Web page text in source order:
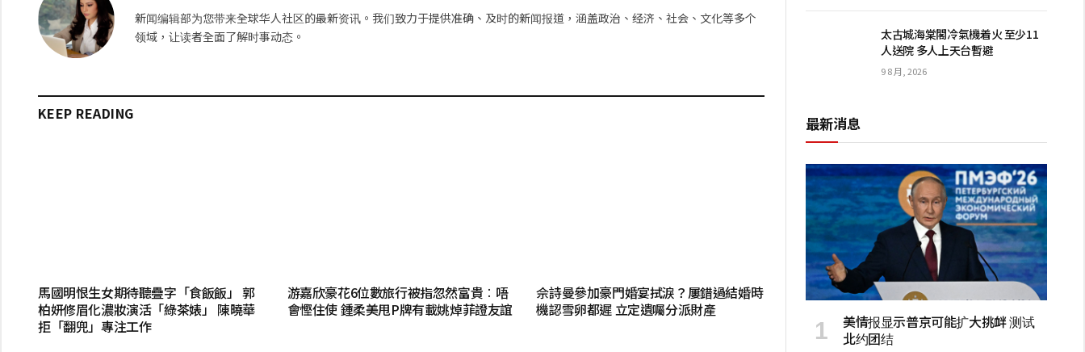
新闻编辑部为您带来全球华人社区的最新资讯。我们致力于提供准确、及时的新闻报道，涵盖政治、经济、社会、文化等多个
领域，让读者全面了解时事动态。
KEEP READING
馬國明恨生女期待聽疊字「食飯飯」 郭
柏妍修眉化濃妝演活「綠茶婊」 陳曉華
拒「翻兜」專注工作
游嘉欣豪花6位數旅行被指忽然富貴︰唔
會慳住使 鍾柔美甩P牌有載姚焯菲證友誼
佘詩曼參加豪門婚宴拭淚？屢錯過結婚時
機認雪卵都遲 立定遺囑分派財產
太古城海棠閣冷氣機着火 至少11
人送院 多人上天台暫避
9 8 月, 2026
最新消息
美情报显示普京可能扩大挑衅 测试
北约团结